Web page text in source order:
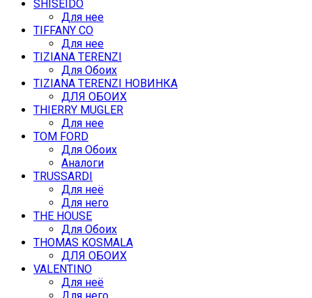
SHISEIDO
Для нее
TIFFANY CO
Для нее
TIZIANA TERENZI
Для Обоих
TIZIANA TERENZI НОВИНКА
ДЛЯ ОБОИХ
THIERRY MUGLER
Для нее
TOM FORD
Для Обоих
Аналоги
TRUSSARDI
Для неё
Для него
THE HOUSE
Для Обоих
THOMAS KOSMALA
ДЛЯ ОБОИХ
VALENTINO
Для неё